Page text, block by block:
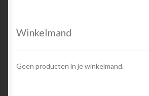
Winkelmand
Geen producten in je winkelmand.